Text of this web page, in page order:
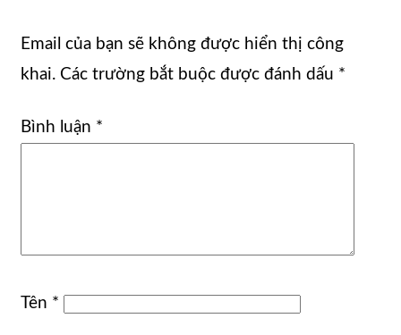
Email của bạn sẽ không được hiển thị công
khai. Các trường bắt buộc được đánh dấu *
Bình luận *
Tên *